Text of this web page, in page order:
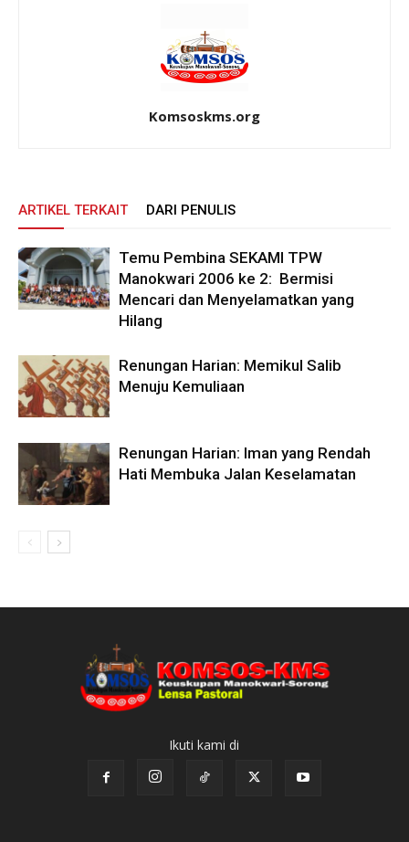
Komsoskms.org
ARTIKEL TERKAIT DARI PENULIS
Temu Pembina SEKAMI TPW
Manokwari 2006 ke 2: Bermisi
Mencari dan Menyelamatkan yang
Hilang
Renungan Harian: Memikul Salib
Menuju Kemuliaan
Renungan Harian: Iman yang Rendah
Hati Membuka Jalan Keselamatan
Ikuti kami di